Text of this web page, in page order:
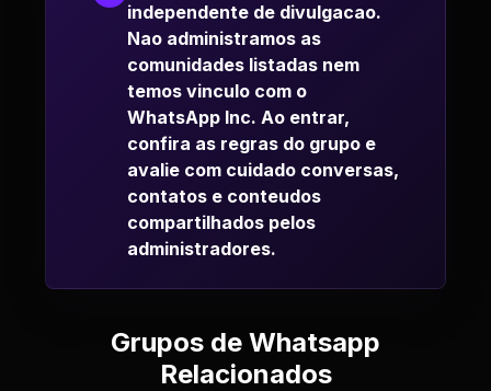
independente de divulgacao.
Nao administramos as
comunidades listadas nem
temos vinculo com o
WhatsApp Inc. Ao entrar,
confira as regras do grupo e
avalie com cuidado conversas,
contatos e conteudos
compartilhados pelos
administradores.
Grupos de Whatsapp
Relacionados